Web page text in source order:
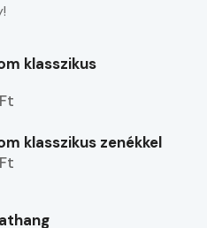
klasszikus
klasszikus zenékkel